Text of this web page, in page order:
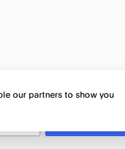
our partners to show you